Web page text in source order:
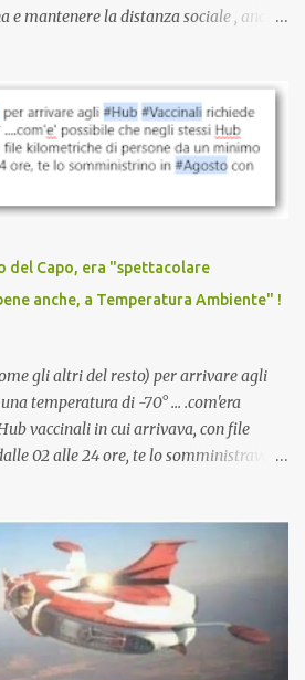
e mantenere la distanza sociale , anche
Non avevamo mai visto
non l’hanno fatto. Se non sei stato
prima cercato di farti sentire una
mai visto un vaccino che minacci le
i mezzi di sussistenza, il lavoro o la
visto un vaccino che permettesse a un
dei genitori. Dopo tutti i vaccini
del Capo, era "spettacolare
anche, a Temperatura Ambiente" !
gli altri del resto) per arrivare agli
temperatura di -70° ... .com'era
vaccinali in cui arrivava, con file
02 alle 24 ore, te lo somministravano
Capo, era "spettacolare Ghiacciato, ma
Ambiente"! Riproponiamo